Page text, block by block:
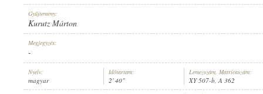
LEMEZSZÁM:
Gyűjtemény:
Kurutz Márton
Megjegyzés:
-
Nyelv:
magyar
Időtartam:
2' 40"
Lemezszám, Matricaszám:
XY 507-b, A 362